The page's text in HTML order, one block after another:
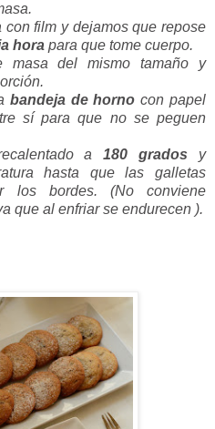
film y dejamos que repose
hora para que tome cuerpo.
masa del mismo tamaño y
bandeja de horno con papel
sí para que no se peguen
a180 grados y
hasta que las galletas
los bordes. (No conviene
que al enfriar se endurecen ).